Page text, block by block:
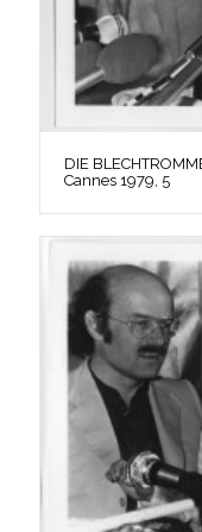
DIE
Cannes 1979, 5